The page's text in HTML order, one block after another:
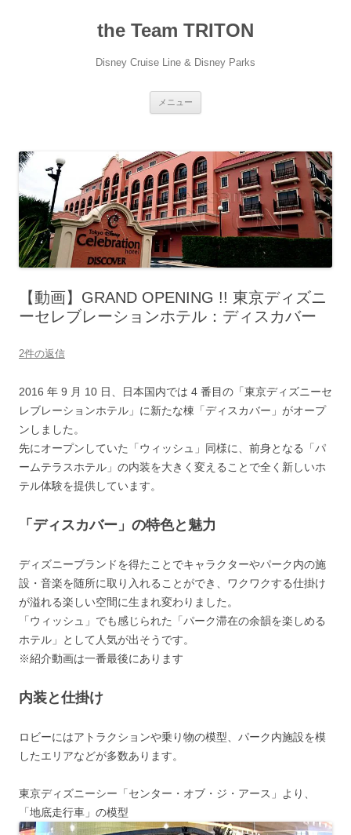
the Team TRITON
Disney Cruise Line & Disney Parks
メニュー
【動画】GRAND OPENING !! 東京ディズニ
ーセレブレーションホテル：ディスカバー
2件の返信
2016 年 9 月 10 日、日本国内では 4 番目の「東京ディズニーセ
レブレーションホテル」に新たな棟「ディスカバー」がオープ
ンしました。
先にオープンしていた「ウィッシュ」同様に、前身となる「パ
ームテラスホテル」の内装を大きく変えることで全く新しいホ
テル体験を提供しています。
「ディスカバー」の特色と魅力
ディズニーブランドを得たことでキャラクターやパーク内の施
設・音楽を随所に取り入れることができ、ワクワクする仕掛け
が溢れる楽しい空間に生まれ変わりました。
「ウィッシュ」でも感じられた「パーク滞在の余韻を楽しめる
ホテル」として人気が出そうです。
※紹介動画は一番最後にあります
内装と仕掛け
ロビーにはアトラクションや乗り物の模型、パーク内施設を模
したエリアなどが多数あります。
東京ディズニーシー「センター・オブ・ジ・アース」より、
「地底走行車」の模型